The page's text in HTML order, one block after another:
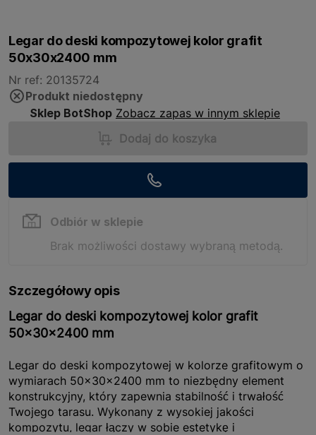
Legar do deski kompozytowej kolor grafit
50x30x2400 mm
Nr ref: 20135724
Produkt niedostępny
Sklep BotShop Zobacz zapas w innym sklepie
Dodaj do koszyka
Odbiór w sklepie
Brak możliwości dostawy wybraną metodą.
Szczegółowy opis
Legar do deski kompozytowej kolor grafit
50x30x2400 mm
Legar do deski kompozytowej w kolorze grafitowym o
wymiarach 50x30x2400 mm to niezbędny element
konstrukcyjny, który zapewnia stabilność i trwałość
Twojego tarasu. Wykonany z wysokiej jakości
kompozytu, legar łączy w sobie estetykę i